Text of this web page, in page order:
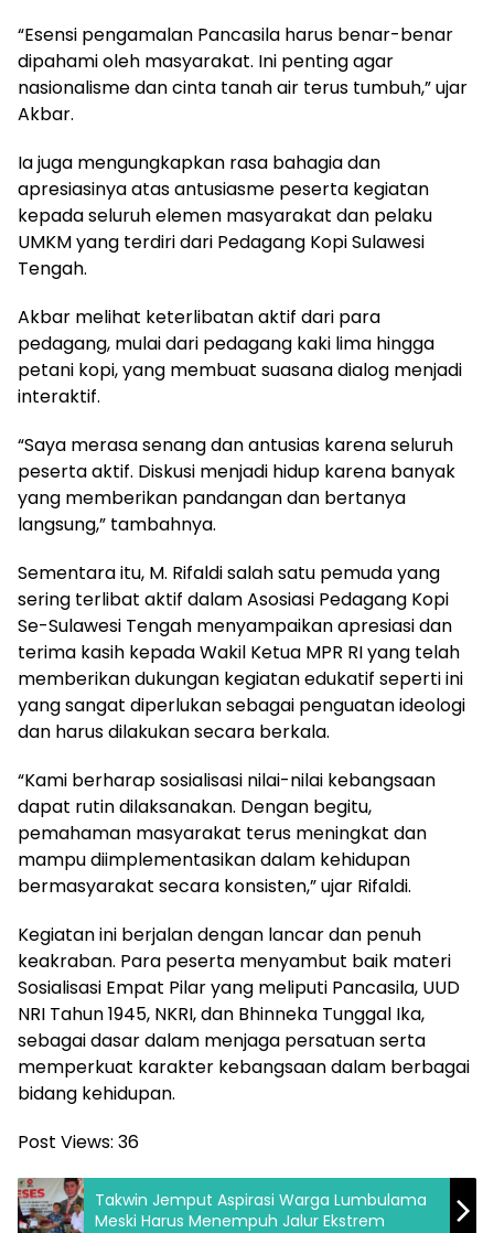
“Esensi pengamalan Pancasila harus benar-benar
dipahami oleh masyarakat. Ini penting agar
nasionalisme dan cinta tanah air terus tumbuh,” ujar
Akbar.
Ia juga mengungkapkan rasa bahagia dan
apresiasinya atas antusiasme peserta kegiatan
kepada seluruh elemen masyarakat dan pelaku
UMKM yang terdiri dari Pedagang Kopi Sulawesi
Tengah.
Akbar melihat keterlibatan aktif dari para
pedagang, mulai dari pedagang kaki lima hingga
petani kopi, yang membuat suasana dialog menjadi
interaktif.
“Saya merasa senang dan antusias karena seluruh
peserta aktif. Diskusi menjadi hidup karena banyak
yang memberikan pandangan dan bertanya
langsung,” tambahnya.
Sementara itu, M. Rifaldi salah satu pemuda yang
sering terlibat aktif dalam Asosiasi Pedagang Kopi
Se-Sulawesi Tengah menyampaikan apresiasi dan
terima kasih kepada Wakil Ketua MPR RI yang telah
memberikan dukungan kegiatan edukatif seperti ini
yang sangat diperlukan sebagai penguatan ideologi
dan harus dilakukan secara berkala.
“Kami berharap sosialisasi nilai-nilai kebangsaan
dapat rutin dilaksanakan. Dengan begitu,
pemahaman masyarakat terus meningkat dan
mampu diimplementasikan dalam kehidupan
bermasyarakat secara konsisten,” ujar Rifaldi.
Kegiatan ini berjalan dengan lancar dan penuh
keakraban. Para peserta menyambut baik materi
Sosialisasi Empat Pilar yang meliputi Pancasila, UUD
NRI Tahun 1945, NKRI, dan Bhinneka Tunggal Ika,
sebagai dasar dalam menjaga persatuan serta
memperkuat karakter kebangsaan dalam berbagai
bidang kehidupan.
Post Views: 36
Takwin Jemput Aspirasi Warga Lumbulama
Meski Harus Menempuh Jalur Ekstrem